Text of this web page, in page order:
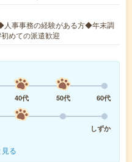
事事務の経験がある方◆年末調
めての派遣歓迎
40代 50代
60代
しずか
見る